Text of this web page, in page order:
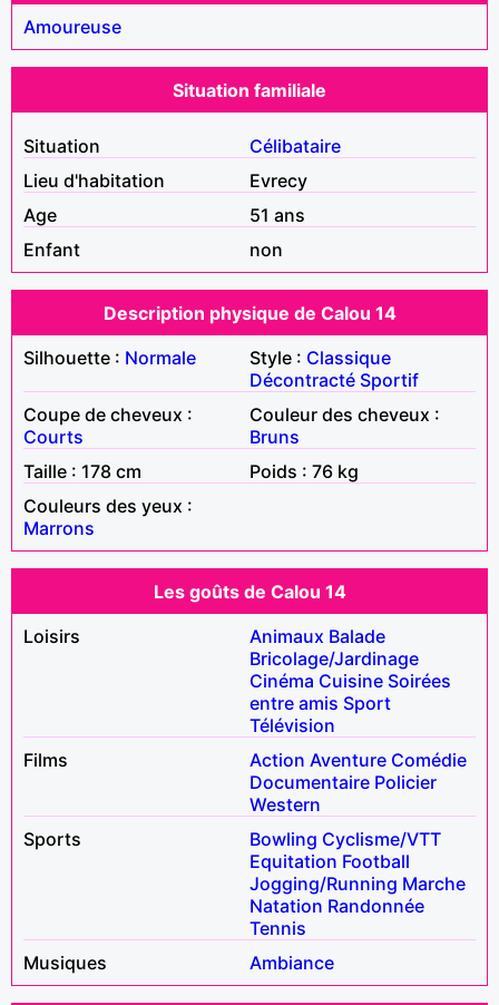
Amoureuse
Situation familiale
Situation
Célibataire
Lieu d'habitation
Evrecy
Age
51 ans
Enfant
non
Description physique de Calou 14
Silhouette : Normale Style : Classique
Décontracté Sportif
Coupe de cheveux :
Courts
Couleur des cheveux :
Bruns
Taille : 178 cm
Poids : 76 kg
Couleurs des yeux :
Marrons
Les goûts de Calou 14
Loisirs
Animaux Balade
Bricolage/Jardinage
Cinéma Cuisine Soirées
entre amis Sport
Télévision
Films
Action Aventure Comédie
Documentaire Policier
Western
Sports
Bowling Cyclisme/VTT
Equitation Football
Jogging/Running Marche
Natation Randonnée
Tennis
Musiques
Ambiance